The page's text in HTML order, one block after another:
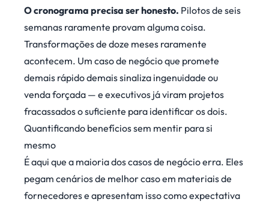
O cronograma precisa ser honesto. Pilotos de seis
semanas raramente provam alguma coisa.
Transformações de doze meses raramente
acontecem. Um caso de negócio que promete
demais rápido demais sinaliza ingenuidade ou
venda forçada — e executivos já viram projetos
fracassados o suficiente para identificar os dois.
Quantificando benefícios sem mentir para si
mesmo
É aqui que a maioria dos casos de negócio erra. Eles
pegam cenários de melhor caso em materiais de
fornecedores e apresentam isso como expectativa